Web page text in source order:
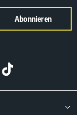
Abonnieren